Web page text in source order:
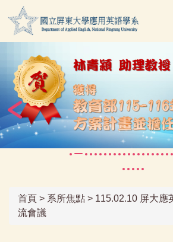
到
主
容
首頁 > 系所焦點 > 115.02.10 屏大應
流會議